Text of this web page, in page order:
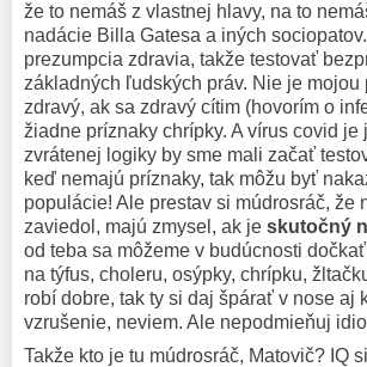
že to nemáš z vlastnej hlavy, na to
nadácie Billa Gatesa a iných
prezumpcia zdravia, takže testovať
základných ľudských práv. Nie je
zdravý, ak sa zdravý cítim (hovorím o
žiadne príznaky chrípky. A vírus covid
zvrátenej logiky by sme mali začať
keď nemajú príznaky, tak môžu byť
populácie! Ale prestav si múdrosráč, že
zaviedol, majú zmysel, ak je skutočný
od teba sa môžeme v budúcnosti
na týfus, choleru, osýpky, chrípku,
robí dobre, tak ty si daj špárať v nose
vzrušenie, neviem. Ale nepodmieňuj
Takže kto je tu múdrosráč, Matovič? IQ